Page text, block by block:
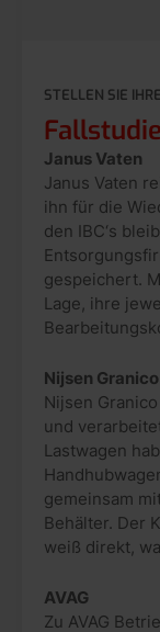
STELLEN SIE
Janus Vaten
Janus Vaten
ihn für die
den IBC‘s
gespeichert.
Lage, ihre
Nijsen Granico
Nijsen
und
Lastwagen
gemeinsam
Behälter. Der
weiß direkt,
AVAG
Zu AVAG